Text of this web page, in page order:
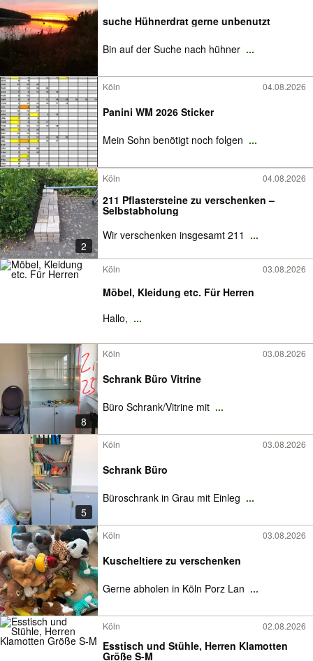
suche Hühnerdrat gerne unbenutzt
Bin auf der Suche nach hühner ...
Köln 04.08.2026
Panini WM 2026 Sticker
Mein Sohn benötigt noch folgen ...
2
Köln 04.08.2026
211 Pflastersteine zu verschenken –
Selbstabholung
Wir verschenken insgesamt 211 ...
Köln 03.08.2026
Möbel, Kleidung etc. Für Herren
Hallo, ...
8
Köln 03.08.2026
Schrank Büro Vitrine
Büro Schrank/Vitrine mit ...
5
Köln 03.08.2026
Schrank Büro
Büroschrank in Grau mit Einleg ...
Köln 03.08.2026
Kuscheltiere zu verschenken
Gerne abholen in Köln Porz Lan ...
Köln 02.08.2026
Esstisch und Stühle, Herren Klamotten
Größe S-M